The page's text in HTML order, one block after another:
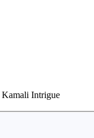
Kamali Intrigue